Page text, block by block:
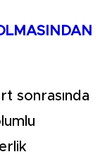
sonrasında